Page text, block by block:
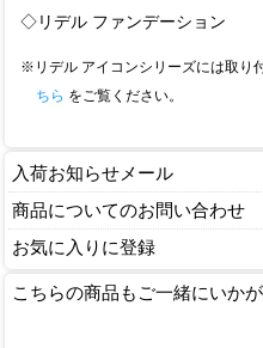
◇リデル ファンデーション
※リデル アイコンシリーズには取り
ちら をご覧ください。
入荷お知らせメール
商品についてのお問い合わせ
お気に入りに登録
こちらの商品もご一緒にいか